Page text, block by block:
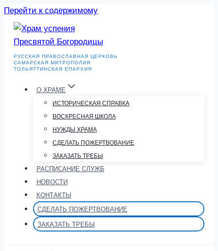
Перейти к содержимому
РУССКАЯ ПРАВОСЛАВНАЯ ЦЕРКОВЬ
САМАРСКАЯ МИТРОПОЛИЯ
ТОЛЬЯТТИНСКАЯ ЕПАРХИЯ
О ХРАМЕ
ИСТОРИЧЕСКАЯ СПРАВКА
ВОСКРЕСНАЯ ШКОЛА
НУЖДЫ ХРАМА
СДЕЛАТЬ ПОЖЕРТВОВАНИЕ
ЗАКАЗАТЬ ТРЕБЫ
РАСПИСАНИЕ СЛУЖБ
НОВОСТИ
КОНТАКТЫ
СДЕЛАТЬ ПОЖЕРТВОВАНИЕ
ЗАКАЗАТЬ ТРЕБЫ